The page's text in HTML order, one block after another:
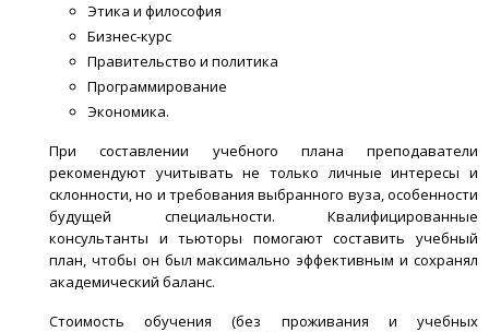
Этика и философия
Бизнес-курс
Правительство и политика
Программирование
Экономика.
При составлении учебного плана преподаватели
рекомендуют учитывать не только личные интересы и
склонности, но и требования выбранного вуза, особенности
будущей специальности. Квалифицированные
консультанты и тьюторы помогают составить учебный
план, чтобы он был максимально эффективным и сохранял
академический баланс.
Стоимость обучения (без проживания и учебных